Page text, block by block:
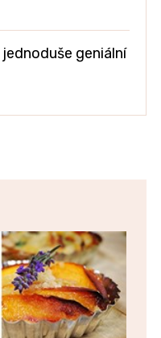
geniální